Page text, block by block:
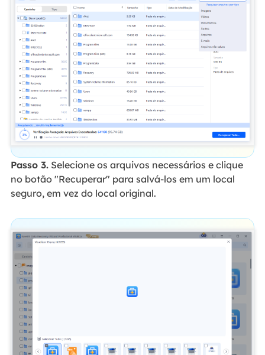
Passo 3.Selecione os arquivos necessários e clique
no botão "Recuperar" para salvá-los em um local
seguro, em vez do local original.